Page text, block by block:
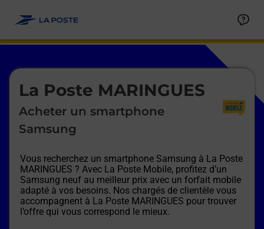
La Poste MARINGUES
Acheter un smartphone
Samsung
Vous recherchez un smartphone Samsung à La Poste
MARINGUES ? Avec La Poste Mobile, profitez d’un
Samsung neuf au meilleur prix avec un forfait mobile
adapté à vos besoins. Nos chargés de clientèle vous
accompagnent à La Poste MARINGUES pour trouver
l’offre qui vous correspond le mieux.
Le lien s'ouvre dans un nouvel onglet